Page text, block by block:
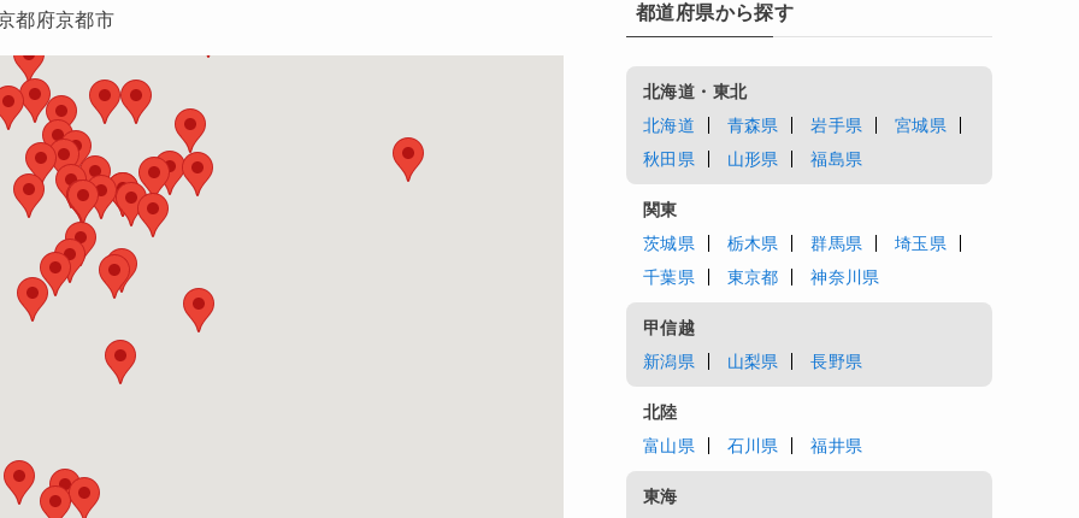
都府京都市
都道府県から探す
北海道・東北
北海道
青森県 岩手県
宮城県
秋田県
山形県 福島県
関東
茨城県
栃木県 群馬県
埼玉県
千葉県
東京都 神奈川県
甲信越
新潟県
山梨県 長野県
北陸
富山県
石川県 福井県
東海